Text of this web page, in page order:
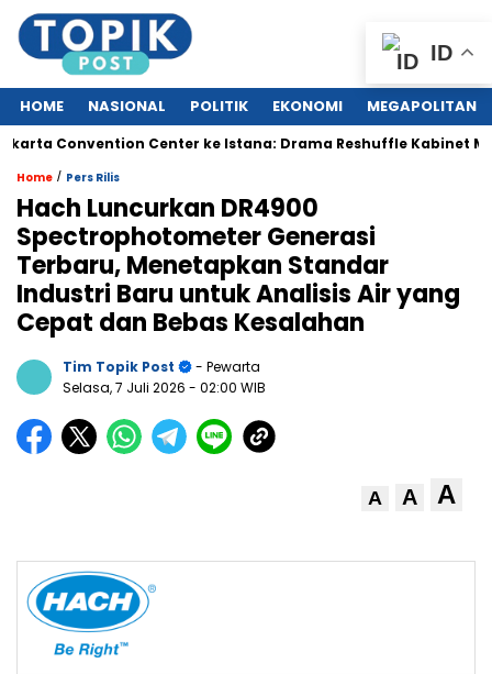
HOME NASIONAL POLITIK EKONOMI MEGAPOLITAN
Convention Center ke Istana: Drama Reshuffle Kabinet Merah
Home / Pers Rilis
Hach Luncurkan DR4900
Spectrophotometer Generasi
Terbaru, Menetapkan Standar
Industri Baru untuk Analisis Air yang
Cepat dan Bebas Kesalahan
Tim Topik Post
- Pewarta
Selasa, 7 Juli 2026 - 02:00 WIB
A A A
ID